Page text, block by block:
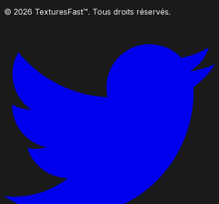
© 2026 TexturesFast™. Tous droits réservés.